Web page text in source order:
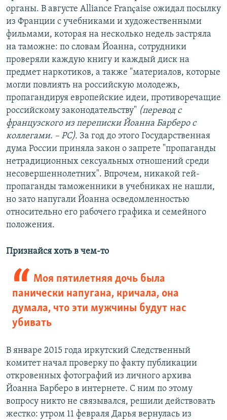
органы. В августе Alliance Française ожидал посылку
из Франции с учебниками и художественными
фильмами, которая на несколько недель застряла
на таможне: по словам Йоанна, сотрудники
проверяли каждую книгу и каждый диск на
предмет наркотиков, а также "материалов, которые
могли повлиять на российскую молодежь,
пропагандируя европейские идеи, противоречащие
российскому законодательству" (перевод с
французского из переписки Йоанна Барберо с
коллегами. –​ РС). За год до этого Государственная
дума России приняла закон о запрете "пропаганды
нетрадиционных сексуальных отношений среди
несовершеннолетних". Впрочем, никакой гей-
пропаганды таможенники в учебниках не нашли,
но зато напугали Йоанна осведомленностью
относительно его рабочего графика и семейного
положения.
Признайся хоть в чем-то
Моя пятилетняя дочь была
панически напугана, кричала, она
думала, что эти мужчины будут нас
убивать
В январе 2015 года иркутский Следственный
комитет начал проверку по факту публикации
откровенных фотографий из личного архива
Йоанна Барберо в интернете. С ним по этому
вопросу никто не связывался, решили действовать
жестко: утром 11 февраля Дарья вернулась из